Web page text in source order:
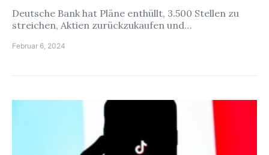
Deutsche Bank hat Pläne enthüllt, 3.500 Stellen zu
streichen, Aktien zurückzukaufen und…
Februar 6, 2024